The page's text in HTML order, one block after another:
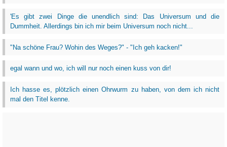
'Es gibt zwei Dinge die unendlich sind: Das Universum und die
Dummheit. Allerdings bin ich mir beim Universum noch nicht...
"Na schöne Frau? Wohin des Weges?" - "Ich geh kacken!"
egal wann und wo, ich will nur noch einen kuss von dir!
Ich hasse es, plötzlich einen Ohrwurm zu haben, von dem ich nicht
mal den Titel kenne.